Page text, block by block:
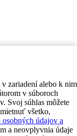
zariadení alebo k nim
v súboroch
Svoj súhlas môžete
všetko,
údajov a
a neovplyvnia údaje